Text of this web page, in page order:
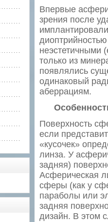
Впервые
зрения после
неэстетичными
только из
появлялись
одинаковый
аберрациям.
Поверхность
если
«кусочек»
линза. У
задняя)
Асферическая
сферы (как у
параболы или
задняя
дизайн. В этом